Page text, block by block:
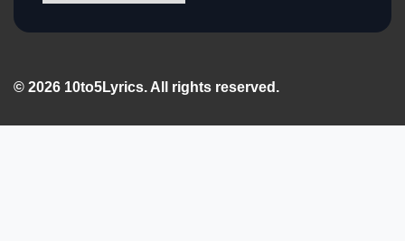
© 2026 10to5Lyrics. All rights reserved.